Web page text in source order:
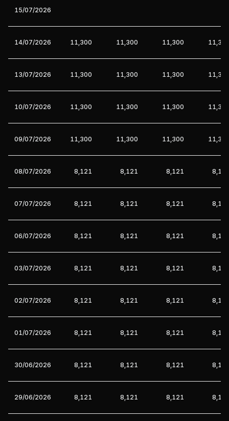
15/07/2026
14/07/2026 11,300 11,300 11,300
13/07/2026 11,300 11,300 11,300
10/07/2026 11,300 11,300 11,300
09/07/2026 11,300 11,300 11,300
08/07/2026 8,121 8,121 8,121
07/07/2026 8,121 8,121 8,121
06/07/2026 8,121 8,121 8,121
03/07/2026 8,121 8,121 8,121
02/07/2026 8,121 8,121 8,121
01/07/2026 8,121 8,121 8,121
30/06/2026 8,121 8,121 8,121
29/06/2026 8,121 8,121 8,121